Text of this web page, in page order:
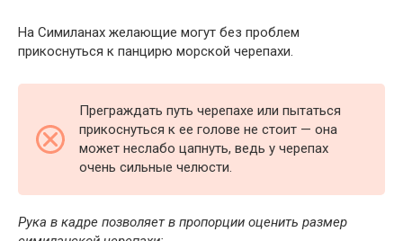
На Симиланах желающие могут без проблем
прикоснуться к панцирю морской черепахи.
Преграждать путь черепахе или пытаться
прикоснуться к ее голове не стоит — она
может неслабо цапнуть, ведь у черепах
очень сильные челюсти.
Рука в кадре позволяет в пропорции оценить размер